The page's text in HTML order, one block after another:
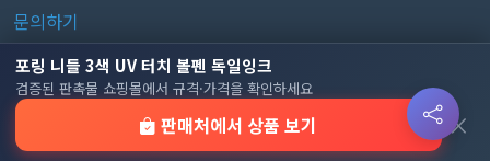
포링 니들 3색 UV 터치 볼펜 독일잉크
검증된 판촉물 쇼핑몰에서 규격·가격을 확인하세요
판매처에서 상품 보기 ×
문의하기
판촉물 카테고리
가정/생활용품 감염예방용품 골프선물세트
골프용품